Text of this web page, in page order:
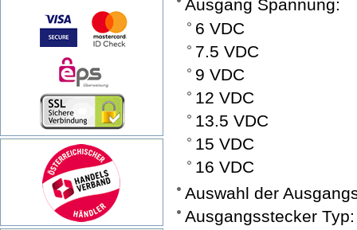
Ausgang Spannung:
6 VDC
7.5 VDC
9 VDC
12 VDC
13.5 VDC
15 VDC
16 VDC
Auswahl der
Ausgangsstecker Typ: